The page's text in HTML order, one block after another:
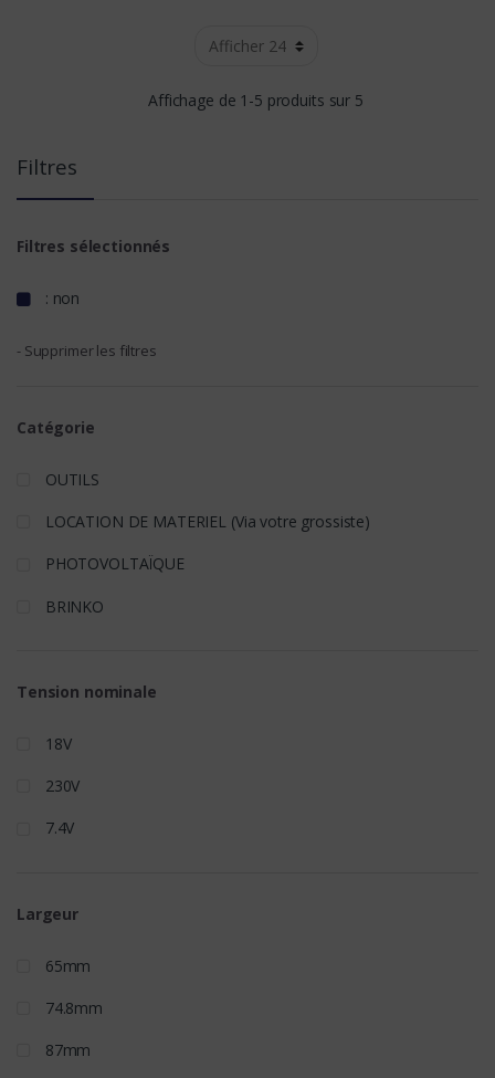
Affichage de 1-5 produits sur 5
Filtres
Filtres sélectionnés
: non
- Supprimer les filtres
Catégorie
OUTILS
LOCATION DE MATERIEL (Via votre grossiste)
PHOTOVOLTAÏQUE
BRINKO
Tension nominale
18V
230V
7.4V
Largeur
65mm
74.8mm
87mm